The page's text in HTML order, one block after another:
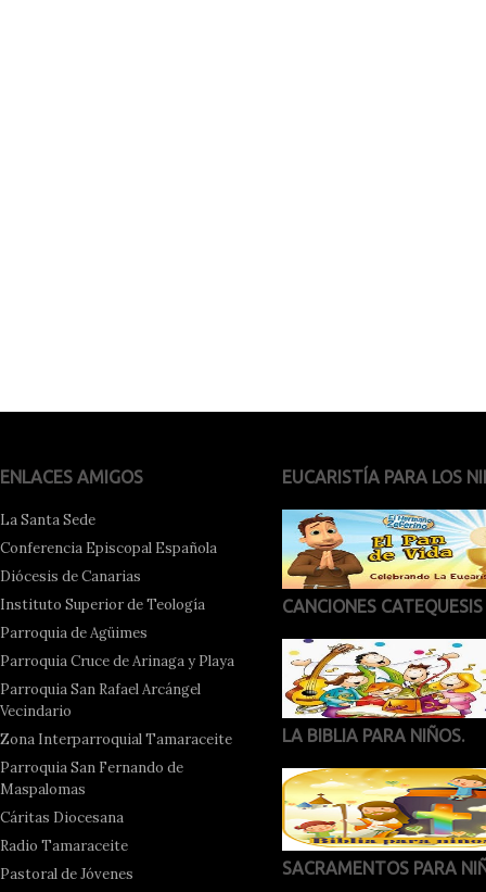
ENLACES AMIGOS
La Santa Sede
Conferencia Episcopal Española
Diócesis de Canarias
Instituto Superior de Teología
Parroquia de Agüimes
Parroquia Cruce de Arinaga y Playa
Parroquia San Rafael Arcángel
Vecindario
Zona Interparroquial Tamaraceite
Parroquia San Fernando de
Maspalomas
Cáritas Diocesana
Radio Tamaraceite
Pastoral de Jóvenes
EUCARISTÍA PARA LOS
CANCIONES CATEQUESIS
LA BIBLIA PARA NIÑOS.
SACRAMENTOS PARA